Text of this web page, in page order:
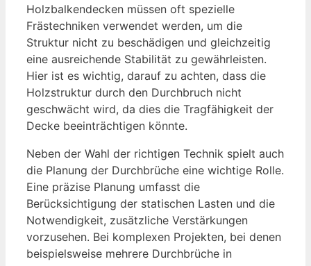
Holzbalkendecken müssen oft spezielle
Frästechniken verwendet werden, um die
Struktur nicht zu beschädigen und gleichzeitig
eine ausreichende Stabilität zu gewährleisten.
Hier ist es wichtig, darauf zu achten, dass die
Holzstruktur durch den Durchbruch nicht
geschwächt wird, da dies die Tragfähigkeit der
Decke beeinträchtigen könnte.
Neben der Wahl der richtigen Technik spielt auch
die Planung der Durchbrüche eine wichtige Rolle.
Eine präzise Planung umfasst die
Berücksichtigung der statischen Lasten und die
Notwendigkeit, zusätzliche Verstärkungen
vorzusehen. Bei komplexen Projekten, bei denen
beispielsweise mehrere Durchbrüche in